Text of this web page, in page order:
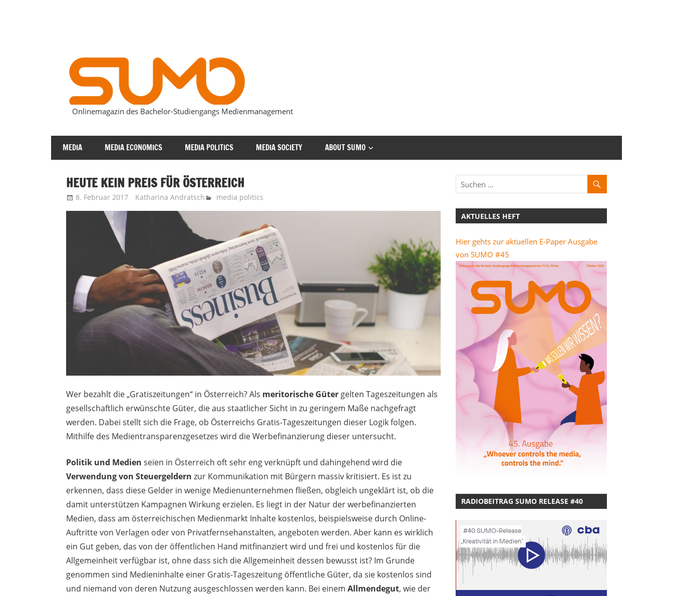
SUMOmag
Onlinemagazin des Bachelor-Studiengangs Medienmanagement
MEDIA MEDIA ECONOMICS MEDIA POLITICS MEDIA SOCIETY ABOUT SUMO
HEUTE KEIN PREIS FÜR ÖSTERREICH
8. Februar 2017 Katharina Andratsch media politics
Wer bezahlt die „Gratiszeitungen“ in Österreich? Als meritorische Güter gelten Tageszeitungen als
gesellschaftlich erwünschte Güter, die aus staatlicher Sicht in zu geringem Maße nachgefragt
werden. Dabei stellt sich die Frage, ob Österreichs Gratis-Tageszeitungen dieser Logik folgen.
Mithilfe des Medientransparenzgesetzes wird die Werbefinanzierung dieser untersucht.
Politik und Medien seien in Österreich oft sehr eng verknüpft und dahingehend wird die
Verwendung von Steuergeldern zur Kommunikation mit Bürgern massiv kritisiert. Es ist zu
erkennen, dass diese Gelder in wenige Medienunternehmen fließen, obgleich ungeklärt ist, ob die
damit unterstützen Kampagnen Wirkung erzielen. Es liegt in der Natur der werbefinanzierten
Medien, dass am österreichischen Medienmarkt Inhalte kostenlos, beispielsweise durch Online-
Auftritte von Verlagen oder von Privatfernsehanstalten, angeboten werden. Aber kann es wirklich
ein Gut geben, das von der öffentlichen Hand mitfinanziert wird und frei und kostenlos für die
Allgemeinheit verfügbar ist, ohne dass sich die Allgemeinheit dessen bewusst ist? Im Grunde
genommen sind Medieninhalte einer Gratis-Tageszeitung öffentliche Güter, da sie kostenlos sind
und niemand von deren Nutzung ausgeschlossen werden kann. Bei einem Allmendegut, wie der
AKTUELLES HEFT
Hier gehts zur aktuellen E-Paper Ausgabe
von SUMO #45
RADIOBEITRAG SUMO RELEASE #40